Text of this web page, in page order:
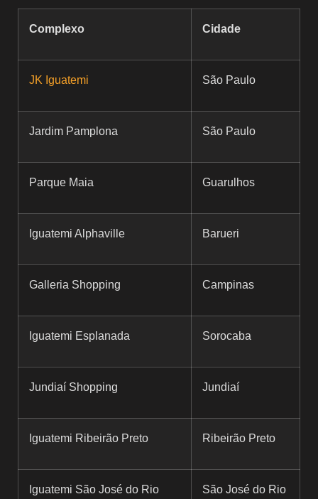
Complexo Cidade
JK Iguatemi São Paulo
Jardim Pamplona São Paulo
Parque Maia Guarulhos
Iguatemi Alphaville Barueri
Galleria Shopping Campinas
Iguatemi Esplanada Sorocaba
Jundiaí Shopping Jundiaí
Iguatemi Ribeirão Preto Ribeirão Preto
Iguatemi São José do Rio São José do Rio